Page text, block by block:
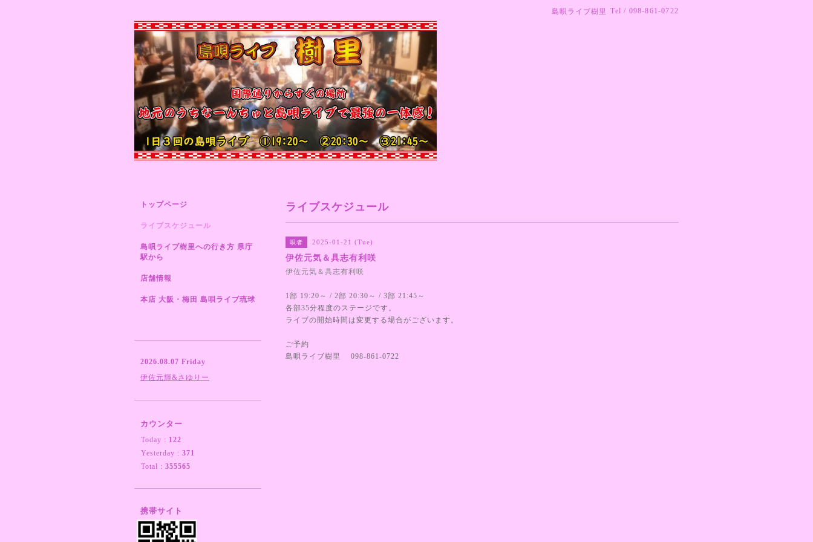
島唄ライブ樹里 Tel / 098-861-0722
ライブスケジュール
唄者 2025-01-21 (Tue)
伊佐元気＆具志有利咲
伊佐元気＆具志有利咲
1部 19:20～ / 2部 20:30～ / 3部 21:45～
各部35分程度のステージです。
ライブの開始時間は変更する場合がございます。
ご予約
島唄ライブ樹里 098-861-0722
トップページ
ライブスケジュール
島唄ライブ樹里への行き方 県庁
駅から
店舗情報
本店 大阪・梅田 島唄ライブ琉球
2026.08.07 Friday
伊佐元輝&さゆりー
カウンター
Today : 122
Yesterday : 371
Total : 355565
携帯サイト